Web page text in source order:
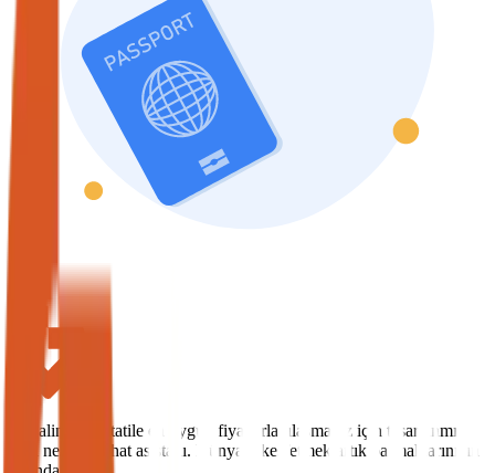
Hayalinizdeki tatile en uygun fiyatlarla ulaşmanız için tasarlanmış
yeni nesil seyahat asistanı. Dünyayı keşfetmek artık parmaklarınızın